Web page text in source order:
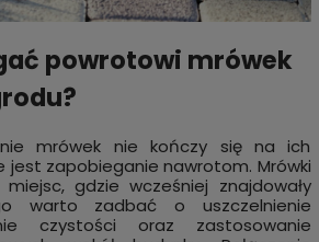
powrotowi mrówek
mrówek nie kończy się na ich
jest zapobieganie nawrotom. Mrówki
gdzie wcześniej znajdowały
warto zadbać o uszczelnienie
czystości oraz zastosowanie